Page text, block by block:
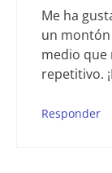
Me ha
un
medio
repetitivo.
Responder